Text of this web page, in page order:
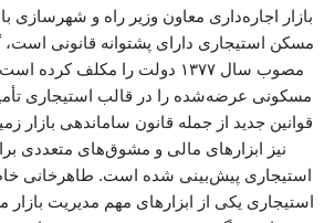
بازار اجاره‌داری معاون وزیر راه و شهرسازی با
مسکن استیجاری دارای پشتوانه قانونی است،
مصوب سال ۱۳۷۷ دولت را مکلف
مسکونی عرضه‌شده را در قالب استیجاری
قوانین جدید از جمله قانون ساماندهی بازار
نیز ابزارهای مالی و مشوق‌های متعددی
استیجاری پیش‌بینی شده است. طاهرخانی
استیجاری یکی از ابزارهای مهم مدیریت بازار